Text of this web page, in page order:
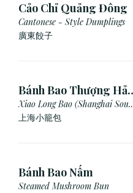
Cảo Chỉ Quảng Đông
Cantonese - Style Dumplings
廣東餃⼦
Bánh Bao Thượng Hải
(3 Viên)
Xiao Long Bao (Shanghai Soup
Dumpling)
上海小籠包
Bánh Bao Nấm
Steamed Mushroom Bun